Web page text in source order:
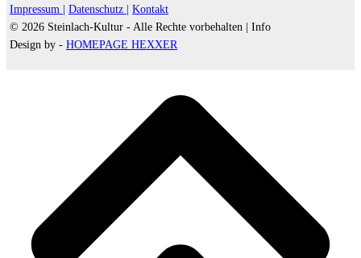
Impressum | Datenschutz |
Kontakt
© 2026 Steinlach-Kultur - Alle Rechte vorbehalten |
Info
Design by - HOMEPAGE HEXXER